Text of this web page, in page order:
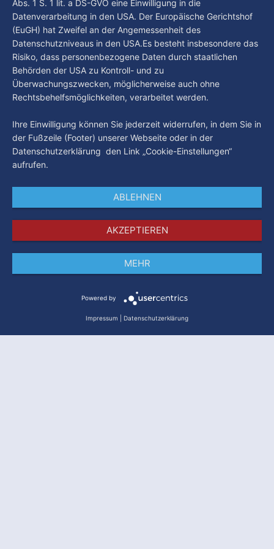
Datenschutz
Abs. 1 S. 1 lit. a DS-GVO eine Einwilligung in die
Datenverarbeitung in den USA. Der Europäische Gerichtshof
(EuGH) hat Zweifel an der Angemessenheit des
Datenschutzniveaus in den USA.Es besteht insbesondere das
Risiko, dass personenbezogene Daten durch staatlichen
Behörden der USA zu Kontroll- und zu
Überwachungszwecken, möglicherweise auch ohne
Rechtsbehelfsmöglichkeiten, verarbeitet werden.
Ihre Einwilligung können Sie jederzeit widerrufen, in dem Sie in
der Fußzeile (Footer) unserer Webseite oder in der
Datenschutzerklärung den Link „Cookie-Einstellungen“
aufrufen.
ABLEHNEN
AKZEPTIEREN
MEHR
Powered by
Impressum Datenschutzerklärung